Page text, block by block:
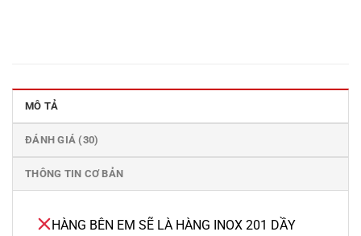
MÔ TẢ
ĐÁNH GIÁ (30)
THÔNG TIN CƠ BẢN
HÀNG BÊN EM SẼ LÀ HÀNG INOX 201 DẦY